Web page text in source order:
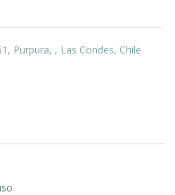
Purpura, , Las Condes, Chile